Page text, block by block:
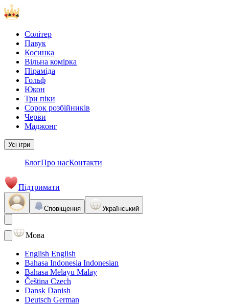
Солітер
Павук
Косинка
Вільна комірка
Піраміда
Гольф
Юкон
Три піки
Сорок розбійників
Черви
Маджонг
Усі ігри
БлогПро насКонтакти
Підтримати
Сповіщення Український
Мова
English English
Bahasa Indonesia Indonesian
Bahasa Melayu Malay
Čeština Czech
Dansk Danish
Deutsch German